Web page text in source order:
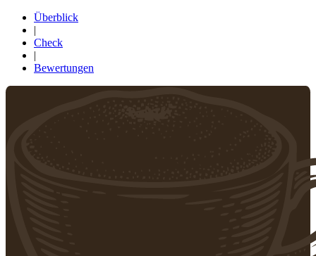
Überblick
|
Check
|
Bewertungen